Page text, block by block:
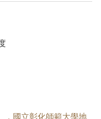
，國立彰化師範大學地